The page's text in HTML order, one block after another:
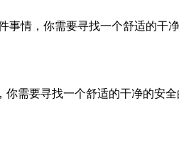
情，你需要寻找一个舒适的
需要寻找一个舒适的干净的安